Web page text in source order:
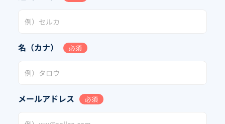
名（カナ） 必須
メールアドレス 必須